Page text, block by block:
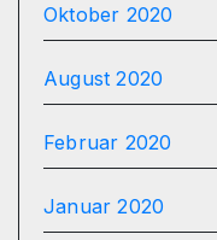
Oktober 2020
August 2020
Februar 2020
Januar 2020